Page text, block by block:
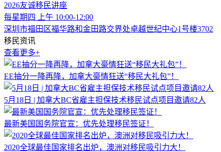
2026友诚移民讲座
每星期四 上午 10:00-12:00
深圳市福田区福华路和金田路交界处卓越世纪中心1号楼3702
移民资讯
查看更多+
EE抽分一降再降，加拿大豪情狂送“移民大礼包”！
5月18日 | 加拿大BC省雇主担保技术移民试点项目邀请82人
最新美国国务院官宣：优先处理移民签证！
2020全球最佳国家排名出炉，澳洲对移民吸引力大！